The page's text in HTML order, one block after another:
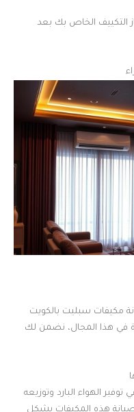
التكييف الخاص بك بعد
مكيفات سبليت بالكويت
في هذا المجال، نضمن لك
الهواء البارد وتوزيعه